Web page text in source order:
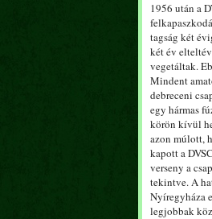
1956 után a
tagság két
két év
vegetáltak.
Mindent
debreceni
egy hármas
körön kívül
azon múlott,
kapott a
verseny a
tekintve. A
Nyíregyháza
legjobbak